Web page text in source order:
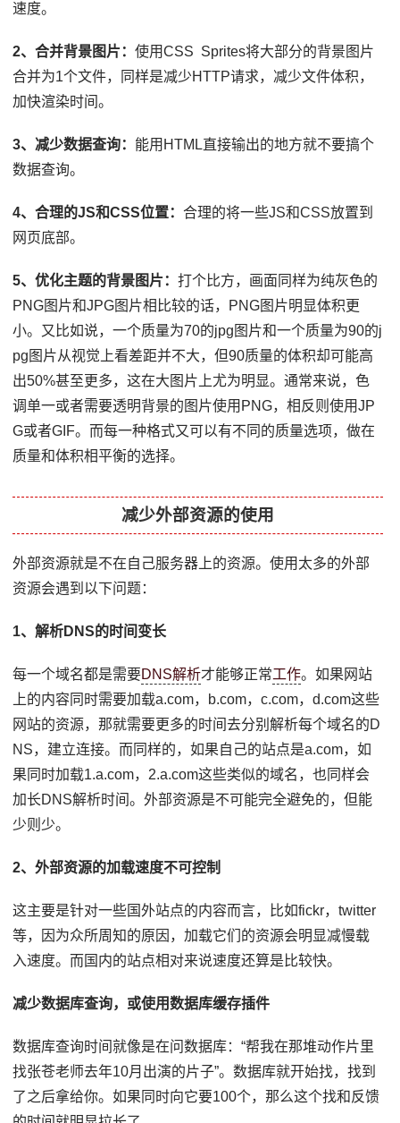
速度。
2、合并背景图片：使用CSS Sprites将大部分的背景图片
合并为1个文件，同样是减少HTTP请求，减少文件体积，
加快渲染时间。
3、减少数据查询： 能用HTML直接输出的地方就不要搞个
数据查询。
4、合理的JS和CSS位置：合理的将一些JS和CSS放置到
网页底部。
5、优化主题的背景图片：打个比方，画面同样为纯灰色的
PNG图片和JPG图片相比较的话，PNG图片明显体积更
小。又比如说，一个质量为70的jpg图片和一个质量为90的j
pg图片从视觉上看差距并不大，但90质量的体积却可能高
出50%甚至更多，这在大图片上尤为明显。通常来说，色
调单一或者需要透明背景的图片使用PNG，相反则使用JP
G或者GIF。而每一种格式又可以有不同的质量选项，做在
质量和体积相平衡的选择。
减少外部资源的使用
外部资源就是不在自己服务器上的资源。使用太多的外部
资源会遇到以下问题：
1、解析DNS的时间变长
每一个域名都是需要DNS解析才能够正常工作。如果网站
上的内容同时需要加载a.com，b.com，c.com，d.com这些
网站的资源，那就需要更多的时间去分别解析每个域名的D
NS，建立连接。而同样的，如果自己的站点是a.com，如
果同时加载1.a.com，2.a.com这些类似的域名，也同样会
加长DNS解析时间。外部资源是不可能完全避免的，但能
少则少。
2、外部资源的加载速度不可控制
这主要是针对一些国外站点的内容而言，比如fickr，twitter
等，因为众所周知的原因，加载它们的资源会明显减慢载
入速度。而国内的站点相对来说速度还算是比较快。
减少数据库查询，或使用数据库缓存插件
数据库查询时间就像是在问数据库：“帮我在那堆动作片里
找张苍老师去年10月出演的片子”。数据库就开始找，找到
了之后拿给你。如果同时向它要100个，那么这个找和反馈